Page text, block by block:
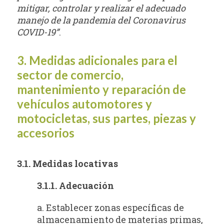
mitigar, controlar y realizar el adecuado
manejo de la pandemia del Coronavirus
COVID-19”.
3. Medidas adicionales para el
sector de comercio,
mantenimiento y reparación de
vehículos automotores y
motocicletas, sus partes, piezas y
accesorios
3.1. Medidas locativas
3.1.1. Adecuación
a. Establecer zonas específicas de
almacenamiento de materias primas,